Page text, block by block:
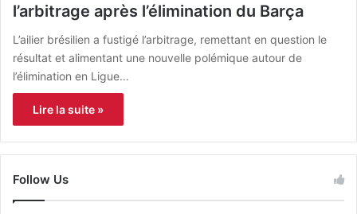
l’arbitrage après l’élimination du Barça
L’ailier brésilien a fustigé l’arbitrage, remettant en question le
résultat et alimentant une nouvelle polémique autour de
l’élimination en Ligue…
Lire la suite »
Follow Us